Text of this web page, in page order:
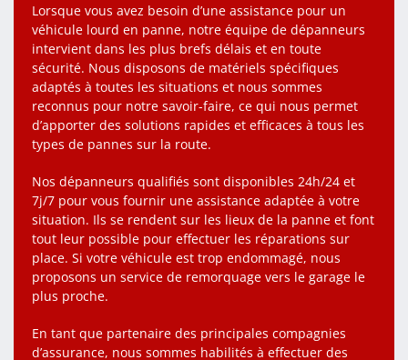
Lorsque vous avez besoin d’une assistance pour un
véhicule lourd en panne, notre équipe de dépanneurs
intervient dans les plus brefs délais et en toute
sécurité. Nous disposons de matériels spécifiques
adaptés à toutes les situations et nous sommes
reconnus pour notre savoir-faire, ce qui nous permet
d’apporter des solutions rapides et efficaces à tous les
types de pannes sur la route.
Nos dépanneurs qualifiés sont disponibles 24h/24 et
7j/7 pour vous fournir une assistance adaptée à votre
situation. Ils se rendent sur les lieux de la panne et font
tout leur possible pour effectuer les réparations sur
place. Si votre véhicule est trop endommagé, nous
proposons un service de remorquage vers le garage le
plus proche.
En tant que partenaire des principales compagnies
d’assurance, nous sommes habilités à effectuer des